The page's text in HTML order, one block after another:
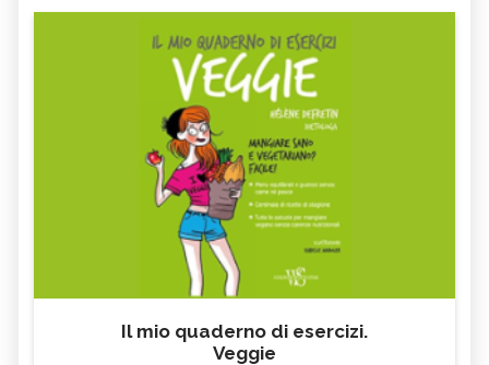
Il mio quaderno di esercizi.
Veggie